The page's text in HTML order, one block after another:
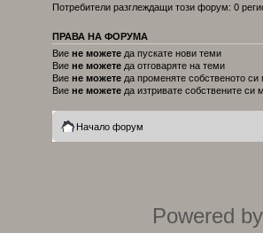
Потребители разглеждащи този форум: 0
ПРАВА НА ФОРУМА
Вие не можете да пускате нови теми
Вие не можете да отговаряте на теми
Вие не можете да променяте собственото си
Вие не можете да изтривате собствените си
Начало форум
Powered by